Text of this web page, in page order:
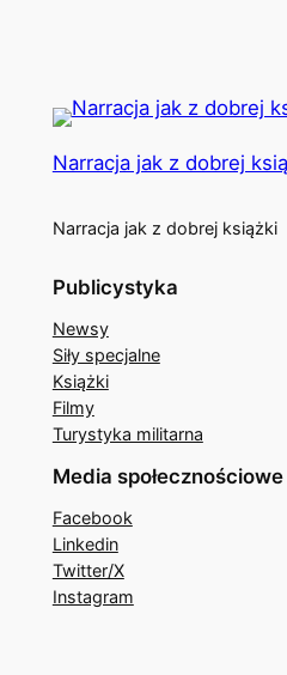
Narracja jak z dobrej
Narracja jak z dobrej książki
Publicystyka
Newsy
Siły specjalne
Książki
Filmy
Turystyka militarna
Media społecznościowe
Facebook
Linkedin
Twitter/X
Instagram